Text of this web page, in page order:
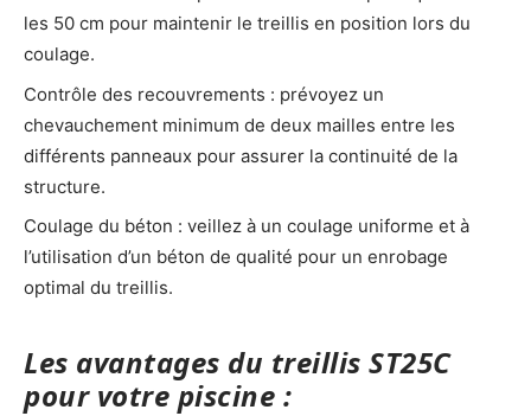
les 50 cm pour maintenir le treillis en position lors du
coulage.
Contrôle des recouvrements : prévoyez un
chevauchement minimum de deux mailles entre les
différents panneaux pour assurer la continuité de la
structure.
Coulage du béton : veillez à un coulage uniforme et à
l’utilisation d’un béton de qualité pour un enrobage
optimal du treillis.
Les avantages du treillis ST25C
pour votre piscine :